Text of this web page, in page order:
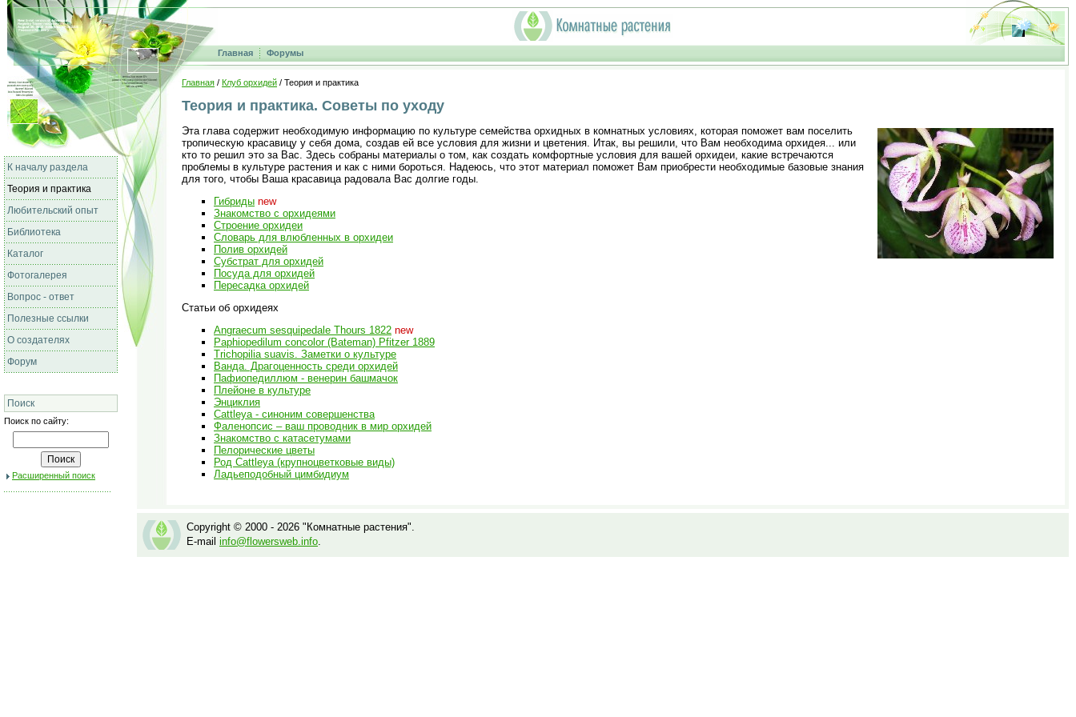
Главная Форумы
К началу раздела
Теория и практика
Любительский опыт
Библиотека
Каталог
Фотогалерея
Вопрос - ответ
Полезные ссылки
О создателях
Форум
Поиск
Поиск по сайту:
Расширенный поиск
Главная / Клуб орхидей / Теория и практика
Теория и практика. Советы по уходу
Эта глава содержит необходимую информацию по культуре семейства орхидных в комнатных условиях, которая поможет вам поселить
тропическую красавицу у себя дома, создав ей все условия для жизни и цветения. Итак, вы решили, что Вам необходима орхидея... или
кто то решил это за Вас. Здесь собраны материалы о том, как создать комфортные условия для вашей орхидеи, какие встречаются
проблемы в культуре растения и как с ними бороться. Надеюсь, что этот материал поможет Вам приобрести необходимые базовые знания
для того, чтобы Ваша красавица радовала Вас долгие годы.
Гибриды new
Знакомство с орхидеями
Строение орхидеи
Словарь для влюбленных в орхидеи
Полив орхидей
Субстрат для орхидей
Посуда для орхидей
Пересадка орхидей
Статьи об орхидеях
Angraecum sesquipedale Thours 1822 new
Paphiopedilum concolor (Bateman) Pfitzer 1889
Trichopilia suavis. Заметки о культуре
Ванда. Драгоценность среди орхидей
Пафиопедиллюм - венерин башмачок
Плейоне в культуре
Энциклия
Cattleya - синоним совершенства
Фаленопсис – ваш проводник в мир орхидей
Знакомство с катасетумами
Пелорические цветы
Род Cattleya (крупноцветковые виды)
Ладьеподобный цимбидиум
Copyright © 2000 - 2026 "Комнатные растения".
E-mail info@flowersweb.info.